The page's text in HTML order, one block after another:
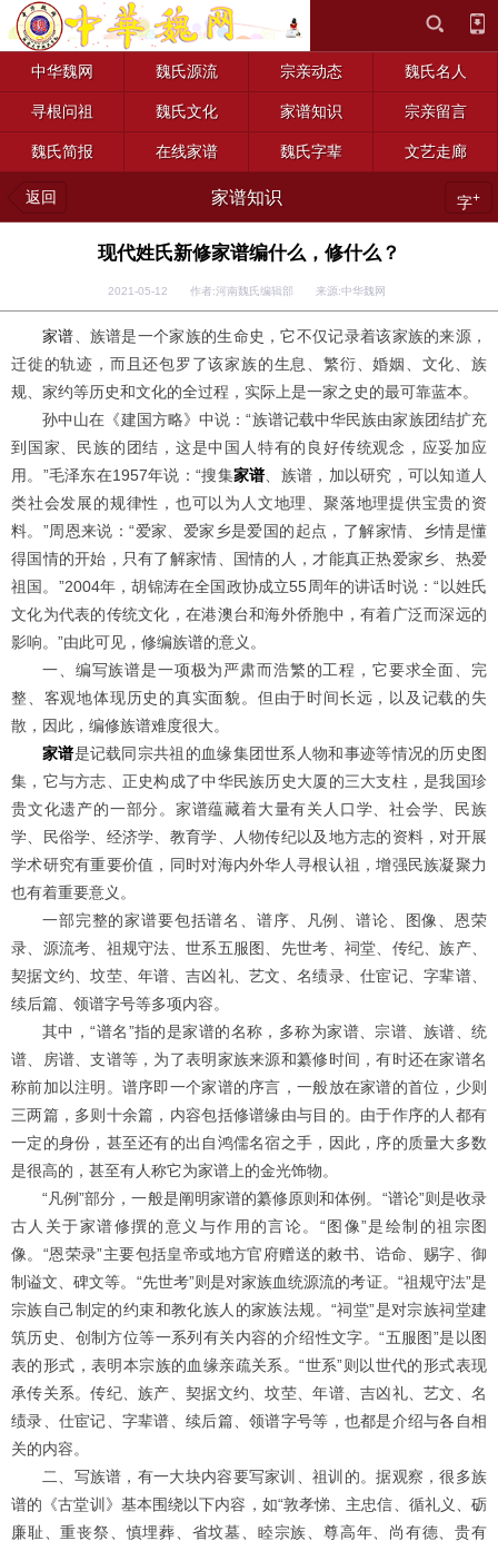
中华魏网 魏氏源流 宗亲动态 魏氏名人
寻根问祖 魏氏文化 家谱知识 宗亲留言
魏氏简报 在线家谱 魏氏字辈 文艺走廊
返回 家谱知识 字+
现代姓氏新修家谱编什么，修什么？
2021-05-12 作者:河南魏氏编辑部 来源:中华魏网
家谱 、族谱是一个家族的生命史，它不仅记录着该家族的来源，
迁徙的轨迹，而且还包罗了该家族的生息、繁衍、婚姻、文化、族
规、家约等历史和文化的全过程，实际上是一家之史的最可靠蓝本。
孙中山在《建国方略》中说：“族谱记载中华民族由家族团结扩充
到国家、民族的团结，这是中国人特有的良好传统观念，应妥加应
用。”毛泽东在1957年说：“搜集家谱、族谱，加以研究，可以知道人
类社会发展的规律性，也可以为人文地理、聚落地理提供宝贵的资
料。”周恩来说：“爱家、爱家乡是爱国的起点，了解家情、乡情是懂
得国情的开始，只有了解家情、国情的人，才能真正热爱家乡、热爱
祖国。”2004年，胡锦涛在全国政协成立55周年的讲话时说：“以姓氏
文化为代表的传统文化，在港澳台和海外侨胞中，有着广泛而深远的
影响。”由此可见，修编族谱的意义。
一、编写族谱是一项极为严肃而浩繁的工程，它要求全面、完
整、客观地体现历史的真实面貌。但由于时间长远，以及记载的失
散，因此，编修族谱难度很大。
家谱是记载同宗共祖的血缘集团世系人物和事迹等情况的历史图
集，它与方志、正史构成了中华民族历史大厦的三大支柱，是我国珍
贵文化遗产的一部分。家谱蕴藏着大量有关人口学、社会学、民族
学、民俗学、经济学、教育学、人物传纪以及地方志的资料，对开展
学术研究有重要价值，同时对海内外华人寻根认祖，增强民族凝聚力
也有着重要意义。
一部完整的家谱要包括谱名、谱序、凡例、谱论、图像、恩荣
录、源流考、祖规守法、世系五服图、先世考、祠堂、传纪、族产、
契据文约、坟茔、年谱、吉凶礼、艺文、名绩录、仕宦记、字辈谱、
续后篇、领谱字号等多项内容。
其中，“谱名”指的是家谱的名称，多称为家谱、宗谱、族谱、统
谱、房谱、支谱等，为了表明家族来源和纂修时间，有时还在家谱名
称前加以注明。谱序即一个家谱的序言，一般放在家谱的首位，少则
三两篇，多则十余篇，内容包括修谱缘由与目的。由于作序的人都有
一定的身份，甚至还有的出自鸿儒名宿之手，因此，序的质量大多数
是很高的，甚至有人称它为家谱上的金光饰物。
“凡例”部分，一般是阐明家谱的纂修原则和体例。“谱论”则是收录
古人关于家谱修撰的意义与作用的言论。“图像”是绘制的祖宗图
像。“恩荣录”主要包括皇帝或地方官府赠送的敕书、诰命、赐字、御
制谥文、碑文等。“先世考”则是对家族血统源流的考证。“祖规守法”是
宗族自己制定的约束和教化族人的家族法规。“祠堂”是对宗族祠堂建
筑历史、创制方位等一系列有关内容的介绍性文字。“五服图”是以图
表的形式，表明本宗族的血缘亲疏关系。“世系”则以世代的形式表现
承传关系。传纪、族产、契据文约、坟茔、年谱、吉凶礼、艺文、名
绩录、仕宦记、字辈谱、续后篇、领谱字号等，也都是介绍与各自相
关的内容。
二、写族谱，有一大块内容要写家训、祖训的。据观察，很多族
谱的《古堂训》基本围绕以下内容，如“敦孝悌、主忠信、循礼义、砺
廉耻、重丧祭、慎埋葬、省坟墓、睦宗族、尊高年、尚有德、贵有